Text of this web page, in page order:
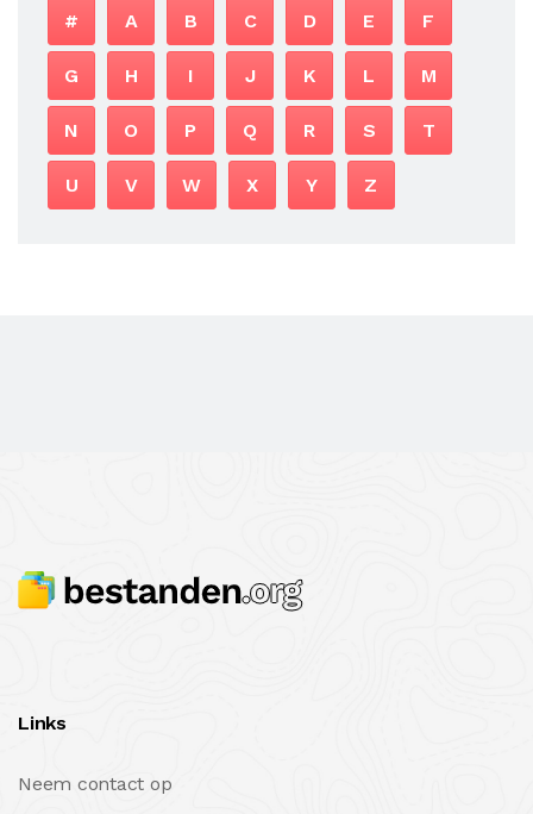
# A B C D E F
G H I J K L M
N O P Q R S T
U V W X Y Z
Links
Neem contact op